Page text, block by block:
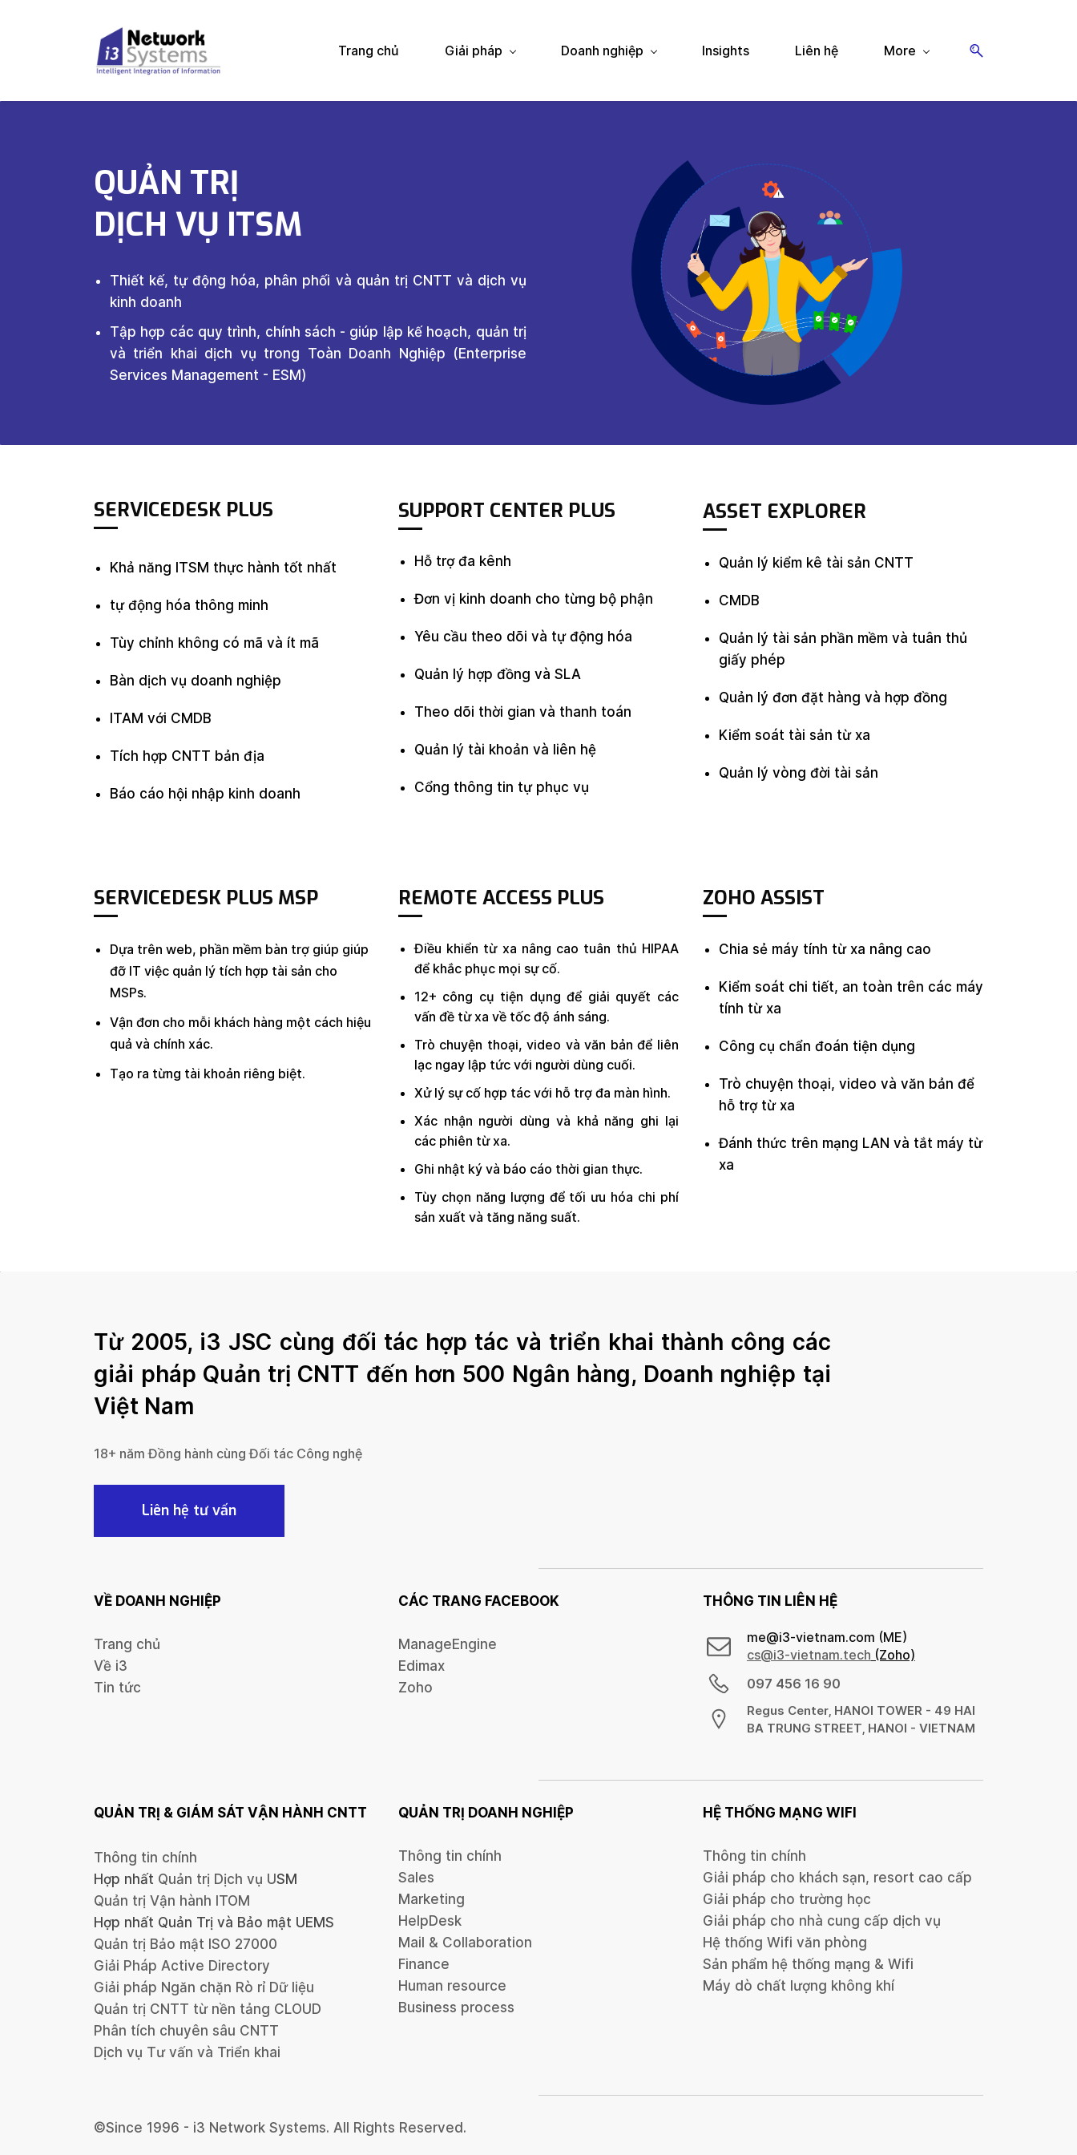
Trang chủ Giải pháp Doanh nghiệp Insights Liên hệ More
QUẢN TRỊ
DỊCH VỤ ITSM
Thiết kế, tự động hóa, phân phối và quản trị CNTT và dịch vụ
kinh doanh
Tập hợp các quy trình, chính sách - giúp lập kế hoạch, quản trị
và triển khai dịch vụ trong Toàn Doanh Nghiệp (Enterprise
Services Management - ESM)
SERVICEDESK PLUS
Khả năng ITSM thực hành tốt nhất
tự động hóa thông minh
Tùy chỉnh không có mã và ít mã
Bàn dịch vụ doanh nghiệp
ITAM với CMDB
Tích hợp CNTT bản địa
Báo cáo hội nhập kinh doanh
SUPPORT CENTER PLUS
Hỗ trợ đa kênh
Đơn vị kinh doanh cho từng bộ phận
Yêu cầu theo dõi và tự động hóa
Quản lý hợp đồng và SLA
Theo dõi thời gian và thanh toán
Quản lý tài khoản và liên hệ
Cổng thông tin tự phục vụ
ASSET EXPLORER
Quản lý kiểm kê tài sản CNTT
CMDB
Quản lý tài sản phần mềm và tuân thủ
giấy phép
Quản lý đơn đặt hàng và hợp đồng
Kiểm soát tài sản từ xa
Quản lý vòng đời tài sản
SERVICEDESK PLUS MSP
Dựa trên web, phần mềm bàn trợ giúp giúp
đỡ IT việc quản lý tích hợp tài sản cho
MSPs.
Vận đơn cho mỗi khách hàng một cách hiệu
quả và chính xác.
Tạo ra từng tài khoản riêng biệt.
REMOTE ACCESS PLUS
Điều khiển từ xa nâng cao tuân thủ HIPAA
để khắc phục mọi sự cố.
12+ công cụ tiện dụng để giải quyết các
vấn đề từ xa về tốc độ ánh sáng.
Trò ​​chuyện thoại, video và văn bản để liên
lạc ngay lập tức với người dùng cuối.
Xử lý sự cố hợp tác với hỗ trợ đa màn hình.
Xác nhận người dùng và khả năng ghi lại
các phiên từ xa.
Ghi nhật ký và báo cáo thời gian thực.
Tùy chọn năng lượng để tối ưu hóa chi phí
sản xuất và tăng năng suất.
ZOHO ASSIST
Chia sẻ máy tính từ xa nâng cao
Kiểm soát chi tiết, an toàn trên các máy
tính từ xa
Công cụ chẩn đoán tiện dụng
Trò chuyện thoại, video và văn bản để
hỗ trợ từ xa
Đánh thức trên mạng LAN và tắt máy từ
xa
Từ 2005, i3 JSC cùng đối tác hợp tác và triển khai thành công các
giải pháp Quản trị CNTT đến hơn 500 Ngân hàng, Doanh nghiệp tại
Việt Nam
18+ năm Đồng hành cùng Đối tác Công nghệ
Liên hệ tư vấn
VỀ DOANH NGHIỆP
Trang chủ
Về i3
Tin tức
CÁC TRANG FACEBOOK
ManageEngine
Edimax
Zoho
THÔNG TIN LIÊN HỆ
me@i3-vietnam.com (ME)
cs@i3-vietnam.tech (Zoho)
097 456 16 90
Regus Center, HANOI TOWER - 49 HAI
BA TRUNG STREET, HANOI - VIETNAM
QUẢN TRỊ & GIÁM SÁT VẬN HÀNH CNTT
Thông tin chính
Hợp nhất Quản trị Dịch vụ USM
Quản trị Vận hành ITOM
Hợp nhất Quản Trị và Bảo mật UEMS
Quản trị Bảo mật ISO 27000
Giải Pháp Active Directory
Giải pháp Ngăn chặn Rò rỉ Dữ liệu
Quản trị CNTT từ nền tảng CLOUD
Phân tích chuyên sâu CNTT
Dịch vụ Tư vấn và Triển khai
QUẢN TRỊ DOANH NGHIỆP
Thông tin chính
Sales
Marketing
HelpDesk
Mail & Collaboration
Finance
Human resource
Business process
HỆ THỐNG MẠNG WIFI
Thông tin chính
Giải pháp cho khách sạn, resort cao cấp
Giải pháp cho trường học
Giải pháp cho nhà cung cấp dịch vụ
Hệ thống Wifi văn phòng
Sản phẩm hệ thống mạng & Wifi
Máy dò chất lượng không khí
©Since 1996 - i3 Network Systems. All Rights Reserved.